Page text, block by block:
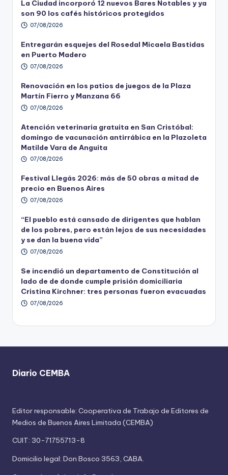
La Ciudad incorporó 12 nuevos Bares Notables y ya
son 90 los cafés históricos protegidos
07/08/2026
Entregarán esquejes del Rosedal Micaela Bastidas
en Puerto Madero
07/08/2026
Renovación en los patios de juegos de la Plaza
Martín Fierro y Manzana 66
07/08/2026
Atención veterinaria gratuita en San Cristóbal:
domingo de vacunación antirrábica en la Plazoleta
Matilde Vara de Anguita
07/08/2026
Festival Llegás 2026: más de 50 obras a mitad de
precio en Buenos Aires
07/08/2026
“El pueblo está cansado de dirigentes que hablan
de los pobres, pero están lejos de sus necesidades
y se dan la buena vida”
07/08/2026
Se incendió un departamento de Constitución al
lado de de donde cumple prisión domiciliaria
Cristina Kirchner: tres personas fueron evacuadas
07/08/2026
Diario CEMBA
Editor responsable: Cooperativa de Trabajo de Editores de
Medios de Buenos Aires Limitada (CEMBA)
CUIT: 30-71755713-8
Domicilio legal: Don Bosco 3563, CABA.